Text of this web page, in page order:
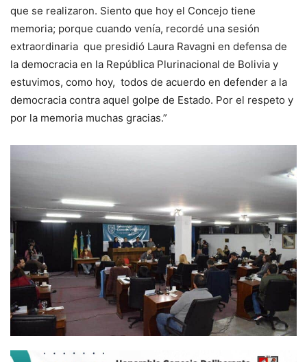
que se realizaron. Siento que hoy el Concejo tiene
memoria; porque cuando venía, recordé una sesión
extraordinaria que presidió Laura Ravagni en defensa de
la democracia en la República Plurinacional de Bolivia y
estuvimos, como hoy, todos de acuerdo en defender a la
democracia contra aquel golpe de Estado. Por el respeto y
por la memoria muchas gracias.”